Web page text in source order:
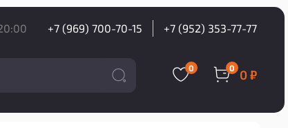
+7 (969) 700-70-15 +7 (952) 353-77-77
0 0 0 ₽